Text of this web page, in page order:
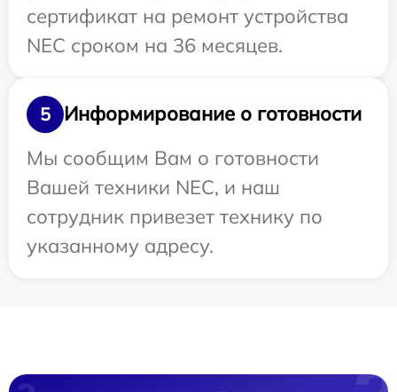
сертификат на ремонт устройства
NEC сроком на 36 месяцев.
5
Информирование о готовности
Мы сообщим Вам о готовности
Вашей техники NEC, и наш
сотрудник привезет технику по
указанному адресу.